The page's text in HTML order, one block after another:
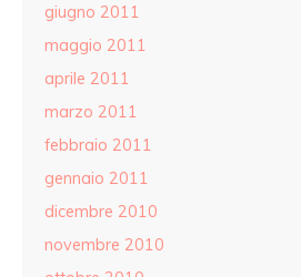
giugno 2011
maggio 2011
aprile 2011
marzo 2011
febbraio 2011
gennaio 2011
dicembre 2010
novembre 2010